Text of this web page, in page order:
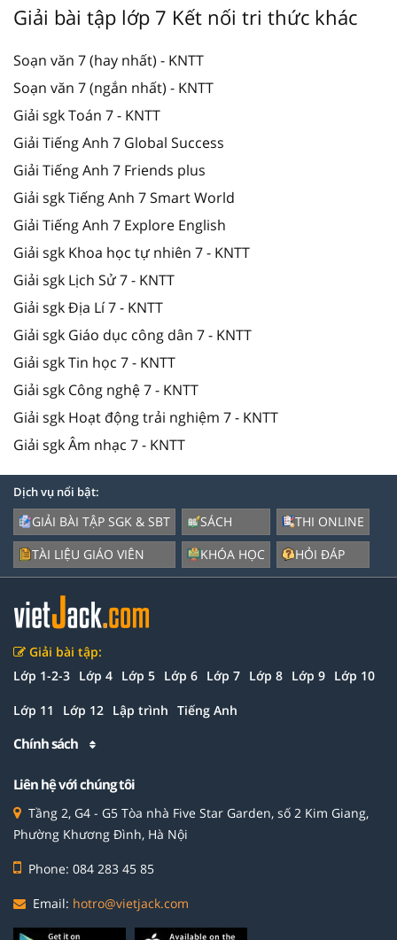
Giải bài tập lớp 7 Kết nối tri thức khác
Soạn văn 7 (hay nhất) - KNTT
Soạn văn 7 (ngắn nhất) - KNTT
Giải sgk Toán 7 - KNTT
Giải Tiếng Anh 7 Global Success
Giải Tiếng Anh 7 Friends plus
Giải sgk Tiếng Anh 7 Smart World
Giải Tiếng Anh 7 Explore English
Giải sgk Khoa học tự nhiên 7 - KNTT
Giải sgk Lịch Sử 7 - KNTT
Giải sgk Địa Lí 7 - KNTT
Giải sgk Giáo dục công dân 7 - KNTT
Giải sgk Tin học 7 - KNTT
Giải sgk Công nghệ 7 - KNTT
Giải sgk Hoạt động trải nghiệm 7 - KNTT
Giải sgk Âm nhạc 7 - KNTT
Dịch vụ nổi bật:
GIẢI BÀI TẬP SGK & SBT
TÀI LIỆU GIÁO VIÊN
SÁCH
KHÓA HỌC
THI ONLINE
HỎI ĐÁP
Giải bài tập:
Lớp 1-2-3 Lớp 4 Lớp 5 Lớp 6 Lớp 7 Lớp 8 Lớp 9 Lớp 10
Lớp 11 Lớp 12 Lập trình Tiếng Anh
Chính sách
Liên hệ với chúng tôi
Tầng 2, G4 - G5 Tòa nhà Five Star Garden, số 2 Kim Giang,
Phường Khương Đình, Hà Nội
Phone: 084 283 45 85
Email: hotro@vietjack.com